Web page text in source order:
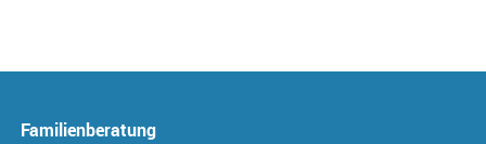
Familienberatung